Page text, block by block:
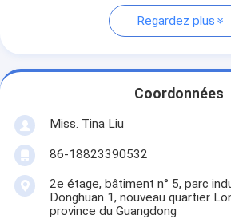
Regardez plus
Coordonnées
Miss. Tina Liu
86-18823390532
2e étage, bâtiment n° 5, parc
Donghuan 1, nouveau quartier
province du Guangdong